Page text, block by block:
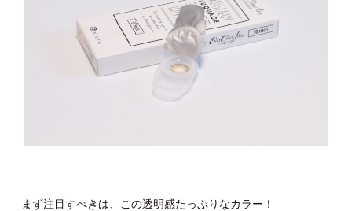
まず注目すべきは、この透明感たっぷりなカラー！